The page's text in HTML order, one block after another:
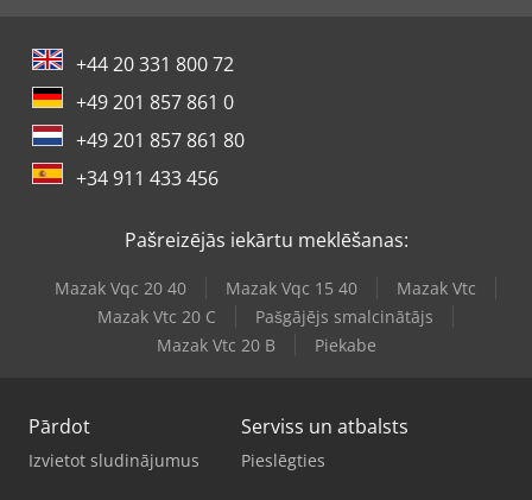
+44 20 331 800 72
+49 201 857 861 0
+49 201 857 861 80
+34 911 433 456
Pašreizējās iekārtu meklēšanas:
Mazak Vqc 20 40 Mazak Vqc 15 40
Mazak Vtc
Mazak Vtc 20 C
Pašgājējs smalcinātājs
Mazak Vtc 20 B
Piekabe
Pārdot
Izvietot sludinājumus
Serviss un atbalsts
Pieslēgties